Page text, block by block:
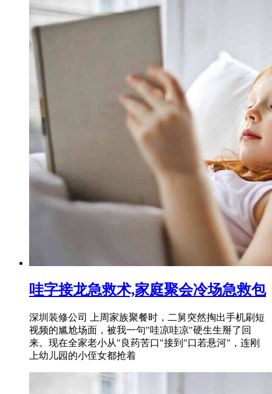
哇字接龙急救术,家庭聚会冷场急救包
深圳装修公司 上周家族聚餐时，二舅突然掏出手机刷短
视频的尴尬场面，被我一句"哇凉哇凉"硬生生掰了回
来。现在全家老小从"良药苦口"接到"口若悬河"，连刚
上幼儿园的小侄女都抢着